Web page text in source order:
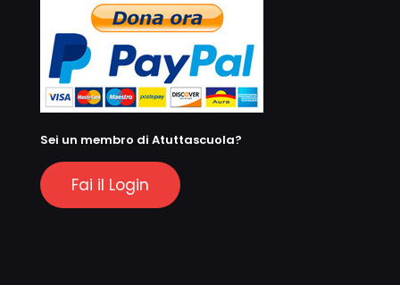
Sei un membro di Atuttascuola?
Fai il Login